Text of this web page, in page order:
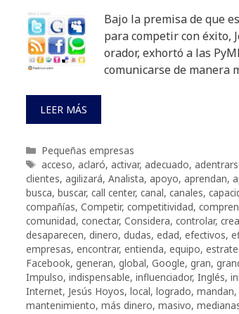
Bajo la premisa de que
para competir con éxito,
orador, exhortó a las
comunicarse de manera
LEER MÁS
Categorías
Pequeñas empresas
Etiquetas
acceso, aclaró, activar, adecuado,
clientes, agilizará, Analista, apoyo, aprendan,
busca, buscar, call center, canal, canales,
compañías, Competir, competitividad,
comunidad, conectar, Considera, controlar,
desaparecen, dinero, dudas, edad, efectivos,
empresas, encontrar, entienda, equipo,
Facebook, generan, global, Google, gran,
Impulso, indispensable, influenciador, Inglés,
Internet, Jesús Hoyos, local, logrado, mandan,
mantenimiento, más dinero, masivo,